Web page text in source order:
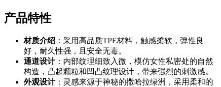
产品特性
材质介绍 ：采用高品质TPE材料，触感柔软，弹性良
好，耐久性强，且安全无毒。
通道设计：内部纹理细致入微，模仿女性私密处的自然
构造，凸起颗粒和凹凸纹理设计，带来强烈的刺激感。
外观设计：灵感来源于神秘的撒哈拉绿洲，采用柔和的